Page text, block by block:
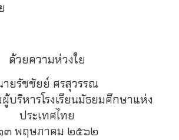
ด้วยความห่วงใย
ายรัชชัยย์ ศรสุวรรณ
บริหารโรงเรียนมัธยมศึกษาแห่ง
ประเทศไทย
๓ พฤษภาคม ๒๕๖๒